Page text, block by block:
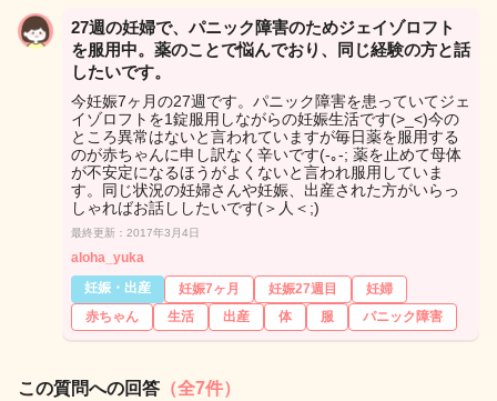
27週の妊婦で、パニック障害のためジェイゾロフト
を服用中。薬のことで悩んでおり、同じ経験の方と話
したいです。
今妊娠7ヶ月の27週です。パニック障害を患っていてジェ
イゾロフトを1錠服用しながらの妊娠生活です(>_<)今の
ところ異常はないと言われていますが毎日薬を服用する
のが赤ちゃんに申し訳なく辛いです(-｡-; 薬を止めて母体
が不安定になるほうがよくないと言われ服用していま
す。同じ状況の妊婦さんや妊娠、出産された方がいらっ
しゃればお話ししたいです(＞人＜;)
最終更新：2017年3月4日
aloha_yuka
妊娠・出産
妊娠7ヶ月 妊娠27週目
妊婦
赤ちゃん
生活 出産 体 服 パニック障害
この質問への回答 （全7件）